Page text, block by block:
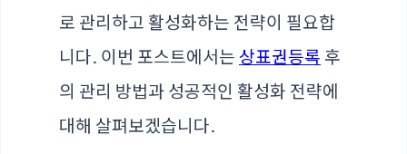
로 관리하고 활성화하는 전략이 필요합
니다. 이번 포스트에서는 상표권등록 후
의 관리 방법과 성공적인 활성화 전략에
대해 살펴보겠습니다.